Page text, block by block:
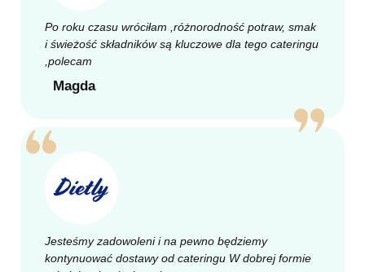
Po roku czasu wróciłam ,różnorodność potraw, smak
i świeżość składników są kluczowe dla tego cateringu
,polecam
Magda
Jesteśmy zadowoleni i na pewno będziemy
kontynuować dostawy od cateringu W dobrej formie